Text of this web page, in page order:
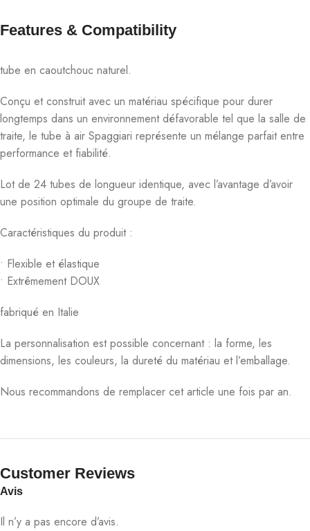
Features & Compatibility​
tube en caoutchouc naturel.
Conçu et construit avec un matériau spécifique pour durer
longtemps dans un environnement défavorable tel que la salle de
traite, le tube à air Spaggiari représente un mélange parfait entre
performance et fiabilité.
Lot de 24 tubes de longueur identique, avec l’avantage d’avoir
une position optimale du groupe de traite.
Caractéristiques du produit :
• Flexible et élastique
• Extrêmement DOUX
fabriqué en Italie
La personnalisation est possible concernant : la forme, les
dimensions, les couleurs, la dureté du matériau et l’emballage.
Nous recommandons de remplacer cet article une fois par an.
Customer Reviews​
Avis
Il n’y a pas encore d’avis.